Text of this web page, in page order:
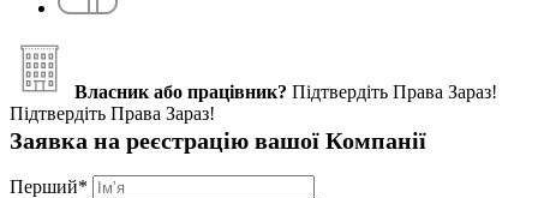
Власник або працівник? Підтвердіть Права Зараз!
Підтвердіть Права Зараз!
Заявка на реєстрацію вашої Компанії
Перший*